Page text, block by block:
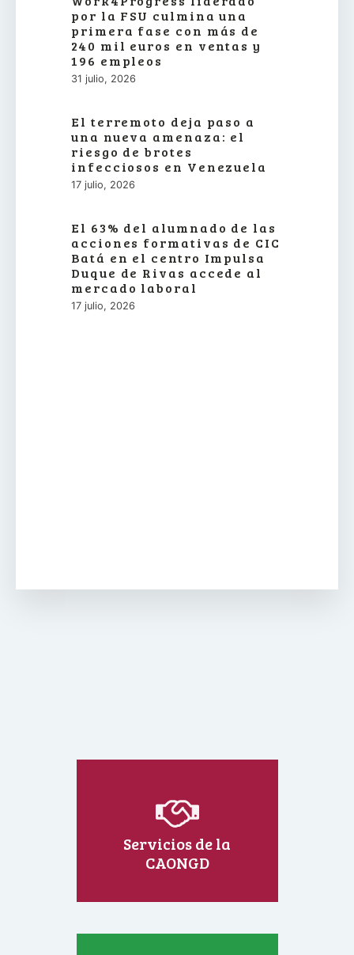
por la FSU culmina una
primera fase con más de
240 mil euros en ventas y
196 empleos
31 julio, 2026
El terremoto deja paso a
una nueva amenaza: el
riesgo de brotes
infecciosos en Venezuela
17 julio, 2026
El 63% del alumnado de las
acciones formativas de CIC
Batá en el centro Impulsa
Duque de Rivas accede al
mercado laboral
17 julio, 2026
Servicios de la
CAONGD